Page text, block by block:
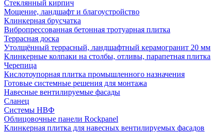
Cтеклянный кирпич
Мощение, ландшафт и благоустройство
Клинкерная брусчатка
Вибропрессованная бетонная тротуарная плитка
Террасная доска
Утолщённый террасный, ландшафтный керамогранит 20 мм
Клинкерные колпаки на столбы, отливы, парапетная плитка
Черепица
Кислотоупорная плитка промышленного назначения
Готовые системные решения для монтажа
Навесные вентилируемые фасады
Сланец
Системы НВФ
Облицовочные панели Rockpanel
Клинкерная плитка для навесных вентилируемых фасадов